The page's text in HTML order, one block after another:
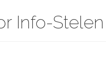
Info-Stelen